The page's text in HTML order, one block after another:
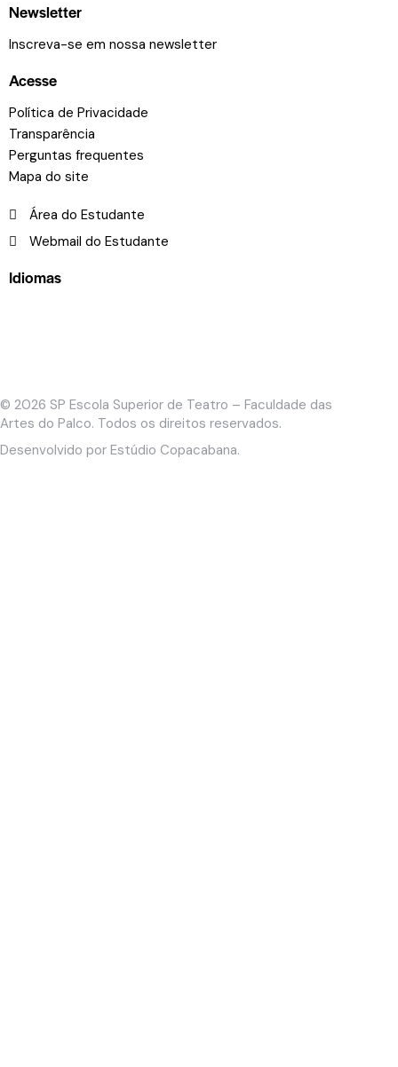
Newsletter
Inscreva-se em nossa newsletter
Acesse
Política de Privacidade
Transparência
Perguntas frequentes
Mapa do site
Área do Estudante
Webmail do Estudante
Idiomas
© 2026 SP Escola Superior de Teatro – Faculdade das
Artes do Palco. Todos os direitos reservados.
Desenvolvido por Estúdio Copacabana.